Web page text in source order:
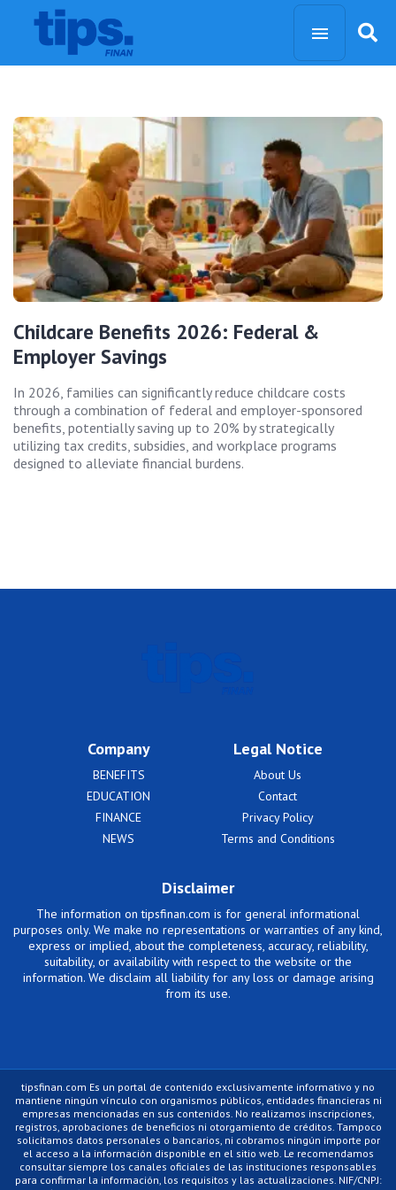
Childcare Benefits 2026: Federal &
Employer Savings
In 2026, families can significantly reduce childcare costs
through a combination of federal and employer-sponsored
benefits, potentially saving up to 20% by strategically
utilizing tax credits, subsidies, and workplace programs
designed to alleviate financial burdens.
Company
BENEFITS
EDUCATION
FINANCE
NEWS
Legal Notice
About Us
Contact
Privacy Policy
Terms and Conditions
Disclaimer
The information on tipsfinan.com is for general informational
purposes only. We make no representations or warranties of any kind,
express or implied, about the completeness, accuracy, reliability,
suitability, or availability with respect to the website or the
information. We disclaim all liability for any loss or damage arising
from its use.
tipsfinan.com Es un portal de contenido exclusivamente informativo y no
mantiene ningún vínculo con organismos públicos, entidades financieras ni
empresas mencionadas en sus contenidos. No realizamos inscripciones,
registros, aprobaciones de beneficios ni otorgamiento de créditos. Tampoco
solicitamos datos personales o bancarios, ni cobramos ningún importe por
el acceso a la información disponible en el sitio web. Le recomendamos
consultar siempre los canales oficiales de las instituciones responsables
para confirmar la información, los requisitos y las actualizaciones. NIF/CNPJ: